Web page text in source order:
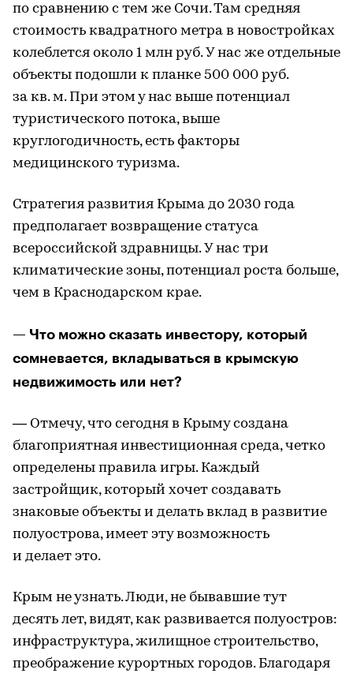
по сравнению с тем же Сочи. Там средняя
стоимость квадратного метра в новостройках
колеблется около 1 млн руб. У нас же отдельные
объекты подошли к планке 500 000 руб.
за кв. м. При этом у нас выше потенциал
туристического потока, выше
круглогодичность, есть факторы
медицинского туризма.
Стратегия развития Крыма до 2030 года
предполагает возвращение статуса
всероссийской здравницы. У нас три
климатические зоны, потенциал роста больше,
чем в Краснодарском крае.
— Что можно сказать инвестору, который
сомневается, вкладываться в крымскую
недвижимость или нет?
— Отмечу, что сегодня в Крыму создана
благоприятная инвестиционная среда, четко
определены правила игры. Каждый
застройщик, который хочет создавать
знаковые объекты и делать вклад в развитие
полуострова, имеет эту возможность
и делает это.
Крым не узнать. Люди, не бывавшие тут
десять лет, видят, как развивается полуостров:
инфраструктура, жилищное строительство,
преображение курортных городов. Благодаря